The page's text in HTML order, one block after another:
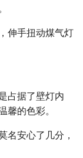
伸手扭动煤气灯
占据了壁灯内
馨的色彩。
名安心了几分，